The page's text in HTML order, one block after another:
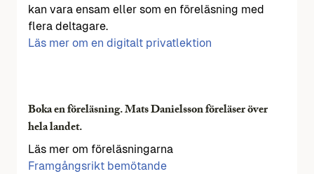
kan vara ensam eller som en föreläsning med
flera deltagare.
Läs mer om en digitalt privatlektion
Boka en föreläsning. Mats Danielsson föreläser över
hela landet.
Läs mer om föreläsningarna
Framgångsrikt bemötande